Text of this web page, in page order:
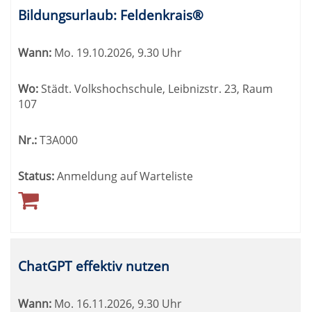
Bildungsurlaub: Feldenkrais®
Wann: Mo. 19.10.2026, 9.30 Uhr
Wo:Städt. Volkshochschule, Leibnizstr. 23, Raum
107
Nr.:T3A000
Status:Anmeldung auf Warteliste
ChatGPT effektiv nutzen
Wann: Mo. 16.11.2026, 9.30 Uhr